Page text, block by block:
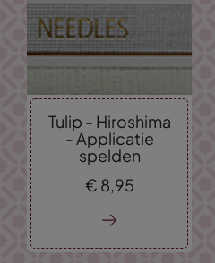
Tulip - Hiroshima
- Applicatie
spelden
€ 8, 95